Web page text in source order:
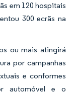
em 120 hospitais
300 ecrãs na
ou mais atingirá
por campanhas
e conformes
automóvel e o